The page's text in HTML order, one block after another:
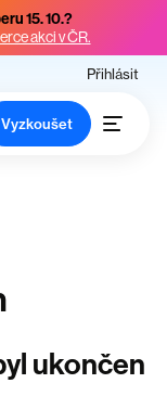
15. 10.?
akci v ČR.
Přihlásit
Vyzkoušet
ukončen